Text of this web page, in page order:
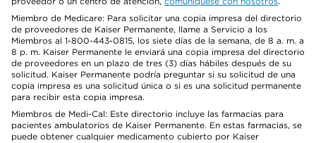
Miembro de Medicare: Para solicitar una copia impresa del directorio
de proveedores de Kaiser Permanente, llame a Servicio a los
Miembros al 1-800-443-0815, los siete días de la semana, de 8 a. m. a
8 p. m. Kaiser Permanente le enviará una copia impresa del directorio
de proveedores en un plazo de tres (3) días hábiles después de su
solicitud. Kaiser Permanente podría preguntar si su solicitud de una
copia impresa es una solicitud única o si es una solicitud permanente
para recibir esta copia impresa.
Miembros de Medi-Cal: Este directorio incluye las farmacias para
pacientes ambulatorios de Kaiser Permanente. En estas farmacias, se
puede obtener cualquier medicamento cubierto por Kaiser